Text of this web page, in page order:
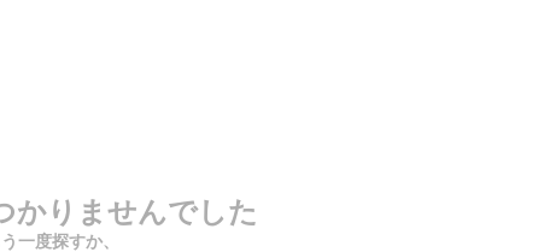
かりませんでした
一度探すか、